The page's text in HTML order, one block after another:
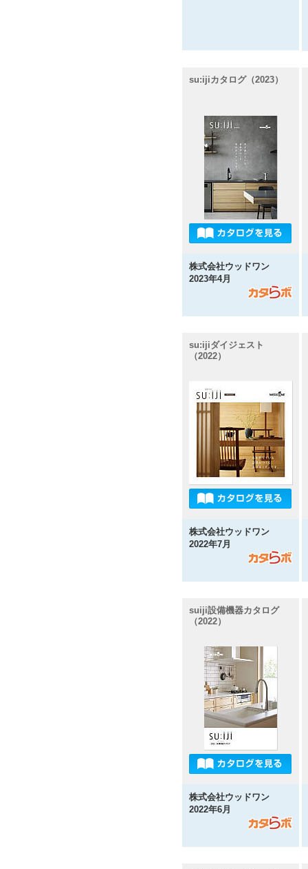
su:ijiカタログ（2023）
株式会社ウッドワン
2023年4月
su:ijiダイジェスト
（2022）
株式会社ウッドワン
2022年7月
suiji設備機器カタログ
（2022）
株式会社ウッドワン
2022年6月